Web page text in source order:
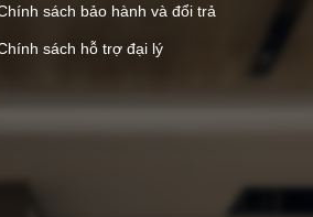
sách bảo hành và đổi trả
sách hỗ trợ đại lý